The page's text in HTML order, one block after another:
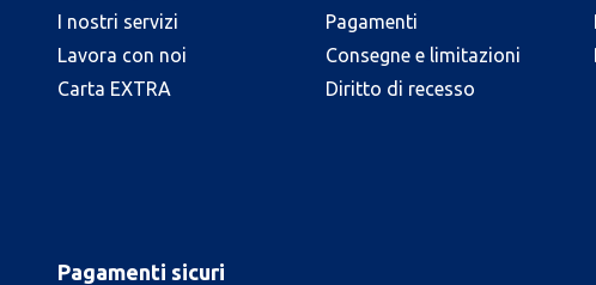
I nostri servizi
Lavora con noi
Carta EXTRA
Pagamenti
Consegne e limitazioni
Diritto di recesso
Pagamenti sicuri